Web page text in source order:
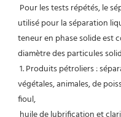
Pour les tests répétés, le
utilisé pour la séparation
teneur en phase solide est
diamètre des particules
végétales, animales, de
fioul,